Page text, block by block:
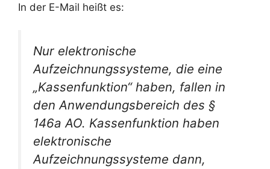
In der E-Mail heißt es:
Nur elektronische
Aufzeichnungssysteme, die eine
„Kassenfunktion“ haben, fallen in
den Anwendungsbereich des §
146a AO. Kassenfunktion haben
elektronische
Aufzeichnungssysteme dann,